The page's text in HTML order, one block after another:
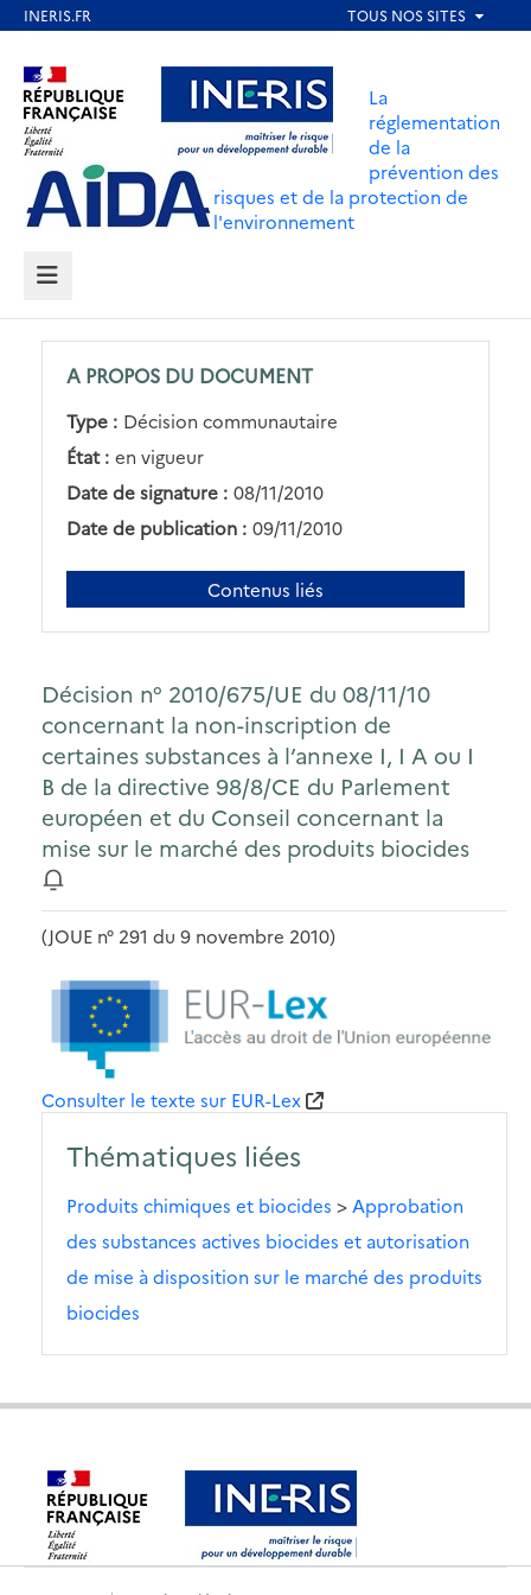
contenu
principal
Aller au contenu Aller au menu
Aller au pied de page
La
réglementation
de la
prévention des
risques et de la protection de
l'environnement
MENU
A PROPOS DU DOCUMENT
Type : Décision communautaire
État : en vigueur
Date de signature : 08/11/2010
Date de publication : 09/11/2010
Contenus liés
Décision n° 2010/675/UE du 08/11/10
concernant la non-inscription de
certaines substances à l’annexe I, I A ou I
B de la directive 98/8/CE du Parlement
européen et du Conseil concernant la
mise sur le marché des produits biocides
(JOUE n° 291 du 9 novembre 2010)
Consulter le texte sur EUR-Lex
Thématiques liées
Produits chimiques et biocides > Approbation
des substances actives biocides et autorisation
de mise à disposition sur le marché des produits
biocides